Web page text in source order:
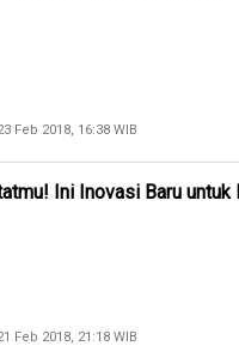
Feb 2018, 16:38 WIB
Ini Inovasi Baru untuk
Feb 2018, 21:18 WIB